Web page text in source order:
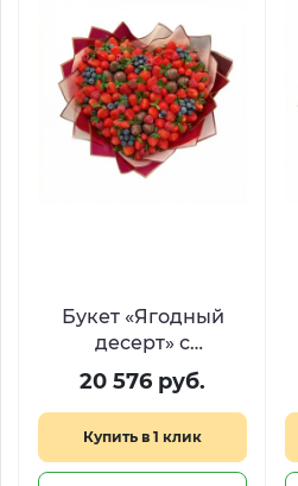
Букет «Ягодный
десерт» с
клубникой в
шоколаде,
малиной
20 576 руб.
Купить в 1 клик